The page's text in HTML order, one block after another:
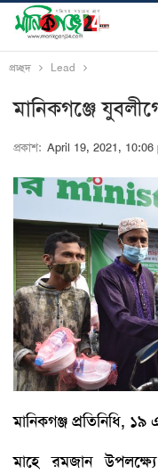
প্রচ্ছদ Lead
মানিকগঞ্জে
প্রকাশ: April 19, 2021, 10:06
মানিকগঞ্জ প্রতিনিধি, ১৯
মাহে রমজান